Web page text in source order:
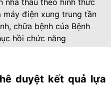
máy điện xung trung tần
chữa bệnh của Bệnh
hồi chức năng
duyệt kết quả lựa